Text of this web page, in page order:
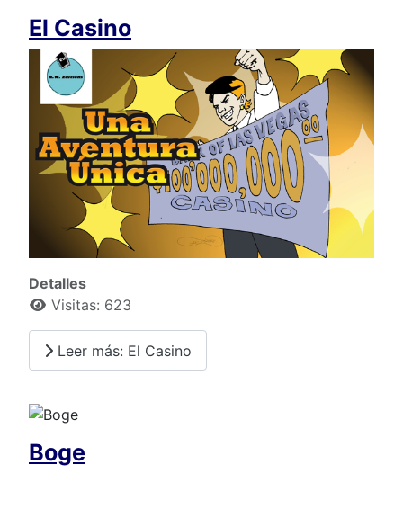
El Casino
Detalles
Visitas: 623
Leer más: El Casino
Boge